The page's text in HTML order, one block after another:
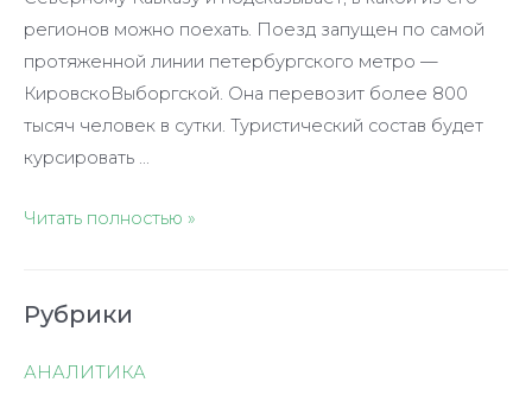
регионов можно поехать. Поезд запущен по самой
протяженной линии петербургского метро —
КировскоВыборгской. Она перевозит более 800
тысяч человек в сутки. Туристический состав будет
курсировать …
«Большое
Северному
Читать полностью »
Рубрики
АНАЛИТИКА